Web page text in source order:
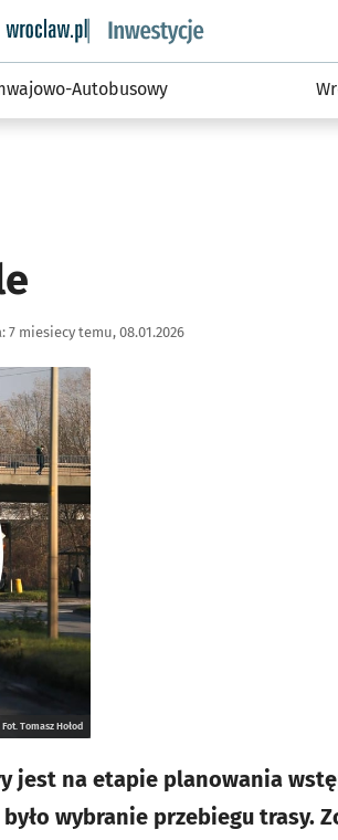
informacyjny wroclaw.pl podserwis:
Autobusowy
7 miesiecy temu, 08.01.2026
Fot. Tomasz Hołod
jest na etapie planowania
wybranie przebiegu trasy.